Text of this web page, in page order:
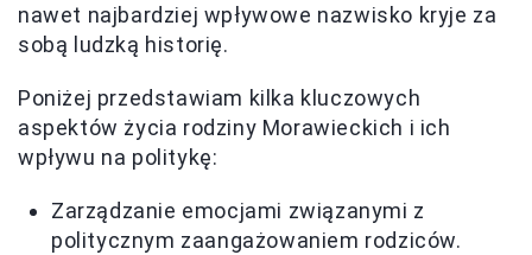
nawet najbardziej wpływowe nazwisko kryje za
sobą ludzką historię.
Poniżej przedstawiam kilka kluczowych
aspektów życia rodziny Morawieckich i ich
wpływu na politykę:
Zarządzanie emocjami związanymi z
politycznym zaangażowaniem rodziców.